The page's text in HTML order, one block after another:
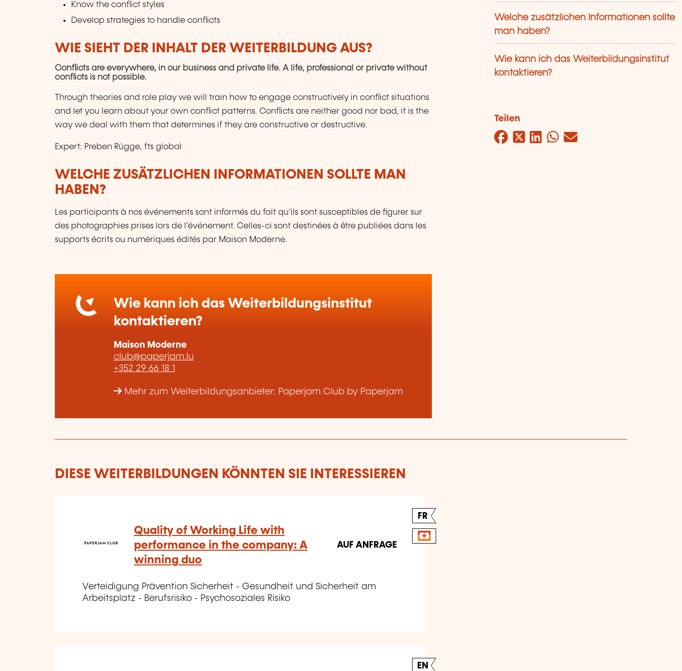
Know the conflict styles
Develop strategies to handle conflicts
WIE SIEHT DER INHALT DER WEITERBILDUNG AUS?
Conflicts are everywhere, in our business and private life. A life, professional or private without
conflicts is not possible.
Through theories and role play we will train how to engage constructively in conflict situations
and let you learn about your own conflict patterns. Conflicts are neither good nor bad, it is the
way we deal with them that determines if they are constructive or destructive.
Expert: Preben Rügge, fts global
WELCHE ZUSÄTZLICHEN INFORMATIONEN SOLLTE MAN
HABEN?
Les participants à nos événements sont informés du fait qu’ils sont susceptibles de figurer sur
des photographies prises lors de l’événement. Celles-ci sont destinées à être publiées dans les
supports écrits ou numériques édités par Maison Moderne.
Wie kann ich das Weiterbildungsinstitut
kontaktieren?
Maison Moderne
club@paperjam.lu
+352 29 66 18 1
Mehr zum Weiterbildungsanbieter: Paperjam Club by Paperjam
Welche zusätzlichen Informationen sollte
man haben?
Wie kann ich das Weiterbildungsinstitut
kontaktieren?
Teilen
Facebook
Twitter
LinkedIn
WhatsApp
Mail
DIESE WEITERBILDUNGEN KÖNNTEN SIE INTERESSIEREN
FR
Quality of Working Life with
performance in the company: A
winning duo
AUF ANFRAGE
Verteidigung Prävention Sicherheit - Gesundheit und Sicherheit am
Arbeitsplatz - Berufsrisiko - Psychosoziales Risiko
EN